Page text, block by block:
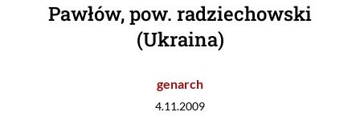
Pawłów, pow. radziechowski
(Ukraina)
genarch
4.11.2009